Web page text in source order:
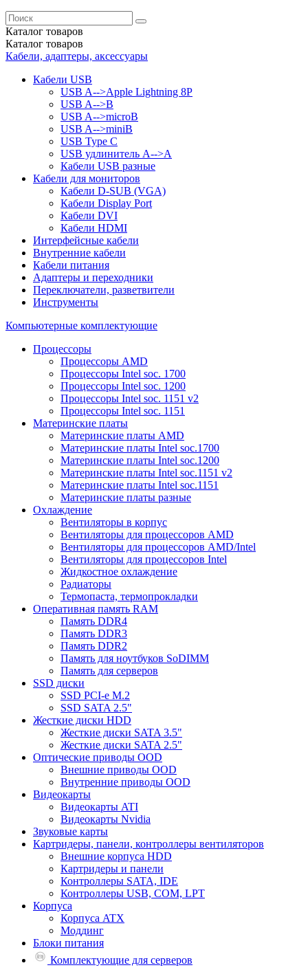
Каталог товаров
Каталог товаров
Кабели, адаптеры, аксессуары
Кабели USB
USB A-->Apple Lightning 8P
USB A-->B
USB A-->microB
USB A-->miniB
USB Type C
USB удлинитель A-->A
Кабели USB разные
Кабели для мониторов
Кабели D-SUB (VGA)
Кабели Display Port
Кабели DVI
Кабели HDMI
Интерфейсные кабели
Внутренние кабели
Кабели питания
Адаптеры и переходники
Переключатели, разветвители
Инструменты
Компьютерные комплектующие
Процессоры
Процессоры AMD
Процессоры Intel soc. 1700
Процессоры Intel soc. 1200
Процессоры Intel soc. 1151 v2
Процессоры Intel soc. 1151
Материнские платы
Материнские платы AMD
Материнские платы Intel soc.1700
Материнские платы Intel soc.1200
Материнские платы Intel soc.1151 v2
Материнские платы Intel soc.1151
Материнские платы разные
Охлаждение
Вентиляторы в корпус
Вентиляторы для процессоров AMD
Вентиляторы для процессоров AMD/Intel
Вентиляторы для процессоров Intel
Жидкостное охлаждение
Радиаторы
Термопаста, термопрокладки
Оперативная память RAM
Память DDR4
Память DDR3
Память DDR2
Память для ноутбуков SoDIMM
Память для серверов
SSD диски
SSD PCI-e M.2
SSD SATA 2.5"
Жесткие диски HDD
Жесткие диски SATA 3.5"
Жесткие диски SATA 2.5"
Оптические приводы OOD
Внешние приводы OOD
Внутренние приводы OOD
Видеокарты
Видеокарты ATI
Видеокарты Nvidia
Звуковые карты
Картридеры, панели, контроллеры вентиляторов
Внешние корпуса HDD
Картридеры и панели
Контроллеры SATA, IDE
Контроллеры USB, COM, LPT
Корпуса
Корпуса ATX
Моддинг
Блоки питания
Комплектующие для серверов